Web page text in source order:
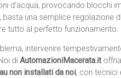
d’acqua, provocando blocchi
basta una semplice regolazione
tutto al perfetto funzionamento.
intervenire
di AutomazioniMacerata.it
non installati da noi, con tecnici